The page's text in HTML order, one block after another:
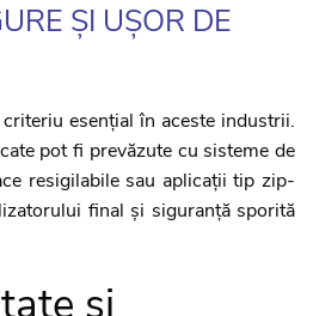
ȘI UȘOR DE
esențial în aceste industrii.
pot fi prevăzute cu sisteme de
resigilabile sau aplicații tip zip-
final și siguranță sporită
și